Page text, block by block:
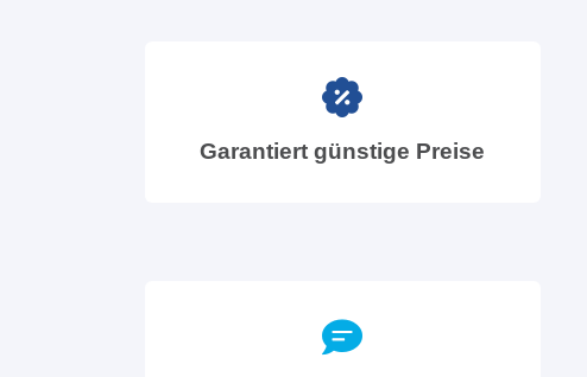
Garantiert günstige Preise